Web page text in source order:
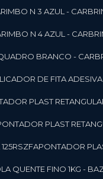
N 3 AZUL -
N 4 AZUL -
BRANCO -
DE FITA
PLAST
PLAST
APONTADOR
QUENTE FINO 1KG -